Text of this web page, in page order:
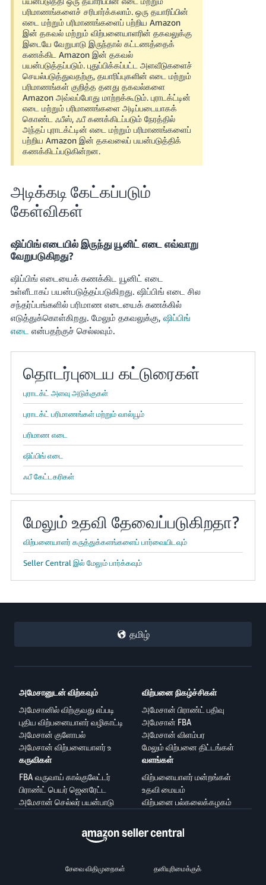
பரிமாணங்களைச் சரிபார்க்கலாம். ஒரு தயாரிப்பின்
எடை மற்றும் பரிமாணங்களைப் பற்றிய Amazon
இன் தகவல் மற்றும் விற்பனையாளரின் தகவலுக்கு
இடையே வேறுபாடு இருந்தால் கட்டணத்தைக்
கணக்கிட Amazon இன் தகவல்
பயன்படுத்தப்படும். புதுப்பிக்கப்பட்ட அளவீடுகளைச்
செயல்படுத்துவதற்கு, தயாரிப்புகளின் எடை மற்றும்
பரிமாணங்கள் குறித்த தனது தகவல்களை
Amazon அவ்வப்போது மாற்றக்கூடும். புராடக்ட்டின்
எடை மற்றும் பரிமாணங்களை அடிப்படையாகக்
கொண்ட ஃபீஸ், ஃபீ கணக்கிடப்படும் நேரத்தில்
அந்தப் புராடக்ட்டின் எடை மற்றும் பரிமாணங்களைப்
பற்றிய Amazon இன் தகவலைப் பயன்படுத்திக்
கணக்கிடப்படுகின்றன.
அடிக்கடி கேட்கப்படும்
கேள்விகள்
ஷிப்பிங் எடையில் இருந்து யூனிட் எடை எவ்வாறு
வேறுபடுகிறது?
ஷிப்பிங் எடையைக் கணக்கிட யூனிட் எடை
உள்ளீடாகப் பயன்படுத்தப்படுகிறது. ஷிப்பிங் எடை சில
சந்தர்ப்பங்களில் பரிமாண எடையைக் கணக்கில்
எடுத்துக்கொள்கிறது. மேலும் தகவலுக்கு, ஷிப்பிங்
எடை
என்பதற்குச் செல்லவும்.
தொடர்புடைய கட்டுரைகள்
புராடக்ட் அளவு அடுக்குகள்
புராடக்ட் பரிமாணங்கள் மற்றும் வால்யூம்
பரிமாண எடை
ஷிப்பிங் எடை
ஃபீ கேட்டகரிகள்
மேலும் உதவி தேவைப்படுகிறதா?
விற்பனையாளர் கருத்துக்களங்களைப் பார்வையிடவும்
Seller Central இல் மேலும் பார்க்கவும்
தமிழ்
அமேசானுடன் விற்கவும்
அமேசானில் விற்குவது எப்படி
புதிய விற்பனையாளர் வழிகாட்டி
அமேசான் குளோபல்
அமேசான் விற்பனையாளர் உ
விற்பனை நிகழ்ச்சிகள்
அமேசான் பிராண்ட் பதிவு
அமேசான் FBA
அமேசான் விளம்பர
மேலும் விற்பனை திட்டங்கள்
கருவிகள்
FBA வருவாய் கால்குலேட்டர்
பிராண்ட் பெயர் ஜெனரேட்ட
அமேசான் செல்லர் பயன்பாடு
வளங்கள்
விற்பனையாளர் மன்றங்கள்
உதவி மையம்
விற்பனை பல்கலைக்கழகம்
சேவை விதிமுறைகள் தனியுரிமைக்குக்